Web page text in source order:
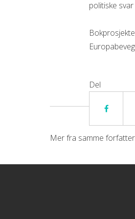
politiske
Del
Mer fra samme forfatter